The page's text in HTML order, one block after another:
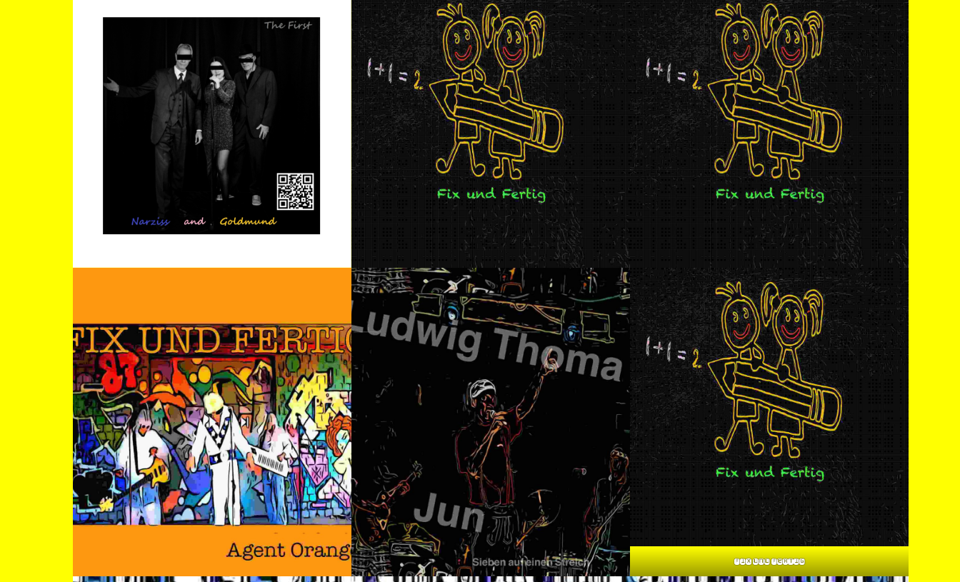
Fix und Fertig